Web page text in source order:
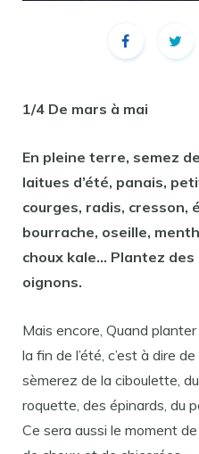
1/4 De mars à mai
En pleine terre, semez
laitues d’été, panais,
courges, radis, cresson,
bourrache, oseille,
choux kale… Plantez
oignons.
Mais encore, Quand
la fin de l’été, c’est à dire
sèmerez de la ciboulette,
roquette, des épinards, du
Ce sera aussi le moment